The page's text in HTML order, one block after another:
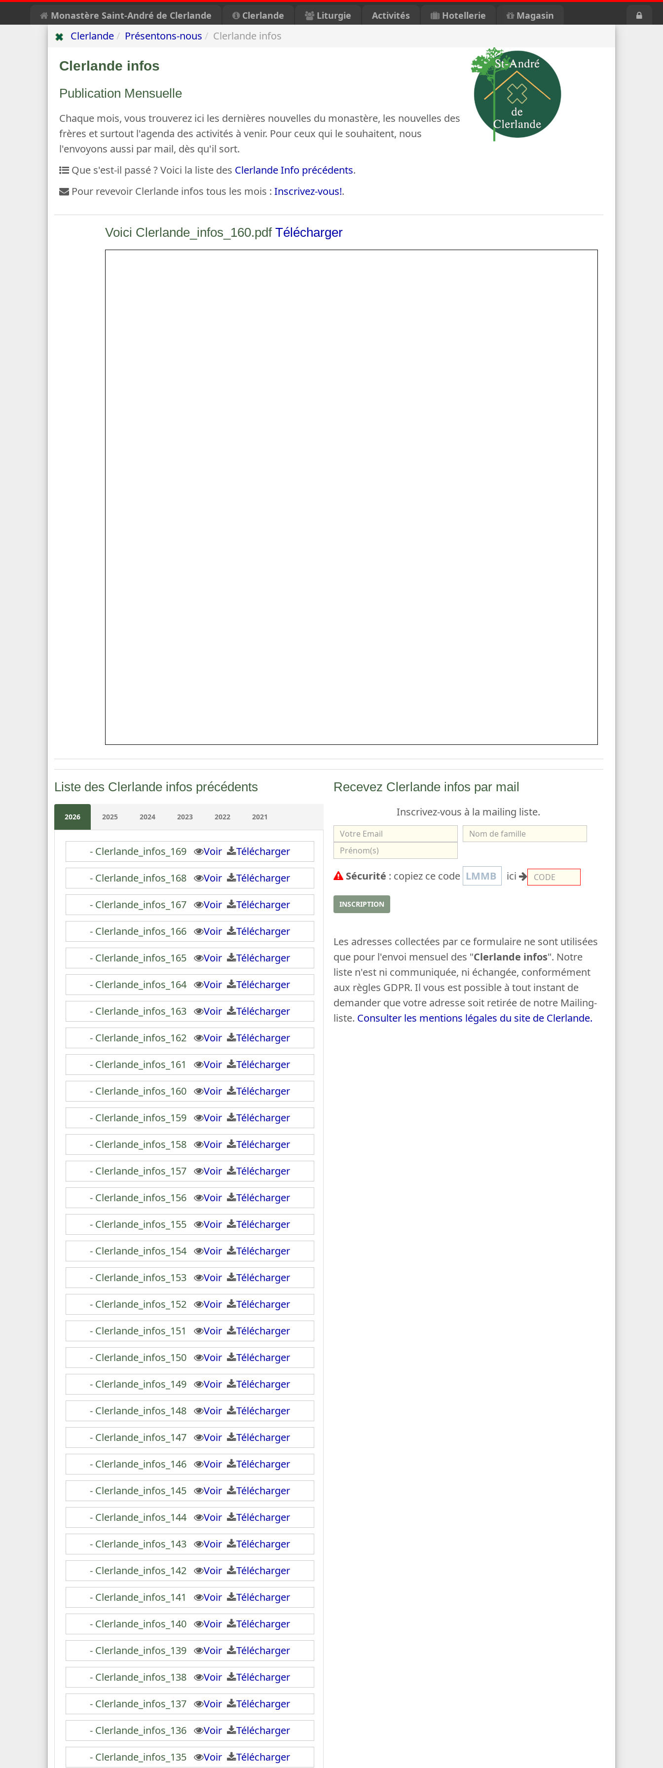
Monastère Saint-André de Clerlande Clerlande Liturgie Activités Hotellerie Magasin
Clerlande Présentons-nous Clerlande infos
Clerlande infos
Publication Mensuelle
Chaque mois, vous trouverez ici les dernières nouvelles du monastère, les nouvelles des
frères et surtout l'agenda des activités à venir. Pour ceux qui le souhaitent, nous
l'envoyons aussi par mail, dès qu'il sort.
Que s'est-il passé ? Voici la liste des Clerlande Info précédents.
Pour revevoir Clerlande infos tous les mois : Inscrivez-vous!.
Voici Clerlande_infos_160.pdf Télécharger
Liste des Clerlande infos précédents
2026 2025 2024 2023 2022 2021
- Clerlande_infos_169 Voir
Télécharger
- Clerlande_infos_168
Voir
Télécharger
- Clerlande_infos_167
Voir
Télécharger
- Clerlande_infos_166
Voir
Télécharger
- Clerlande_infos_165
Voir
Télécharger
- Clerlande_infos_164
Voir
Télécharger
- Clerlande_infos_163
Voir
Télécharger
- Clerlande_infos_162
Voir
Télécharger
- Clerlande_infos_161
Voir
Télécharger
- Clerlande_infos_160
Voir
Télécharger
- Clerlande_infos_159
Voir
Télécharger
- Clerlande_infos_158
Voir
Télécharger
- Clerlande_infos_157
Voir
Télécharger
- Clerlande_infos_156
Voir
Télécharger
- Clerlande_infos_155
Voir
Télécharger
- Clerlande_infos_154
Voir
Télécharger
- Clerlande_infos_153
Voir
Télécharger
- Clerlande_infos_152
Voir
Télécharger
- Clerlande_infos_151
Voir
Télécharger
- Clerlande_infos_150
Voir
Télécharger
- Clerlande_infos_149
Voir
Télécharger
- Clerlande_infos_148
Voir
Télécharger
- Clerlande_infos_147
Voir
Télécharger
- Clerlande_infos_146
Voir
Télécharger
- Clerlande_infos_145
Voir
Télécharger
- Clerlande_infos_144
Voir
Télécharger
- Clerlande_infos_143
Voir
Télécharger
- Clerlande_infos_142
Voir
Télécharger
- Clerlande_infos_141
Voir
Télécharger
- Clerlande_infos_140
Voir
Télécharger
- Clerlande_infos_139
Voir
Télécharger
- Clerlande_infos_138
Voir
Télécharger
- Clerlande_infos_137
Voir
Télécharger
- Clerlande_infos_136
Voir
Télécharger
- Clerlande_infos_135
Voir Télécharger
Recevez Clerlande infos par mail
Inscrivez-vous à la mailing liste.
o
t
r
a
l
N
d
l
e
é
n
(
s
)
Sécurité : copiez ce code LMMB ici C
INSCRIPTION
Les adresses collectées par ce formulaire ne sont utilisées
que pour l'envoi mensuel des "Clerlande infos". Notre
liste n'est ni communiquée, ni échangée, conformément
aux règles GDPR. Il vous est possible à tout instant de
demander que votre adresse soit retirée de notre Mailing-
liste. Consulter les mentions légales du site de Clerlande.